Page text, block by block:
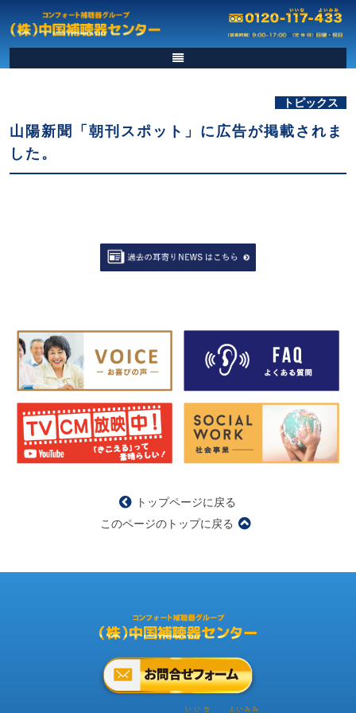
トピックス
山陽新聞「朝刊スポット」に広告が掲載されま
した。
トップページに戻る
このページのトップに戻る